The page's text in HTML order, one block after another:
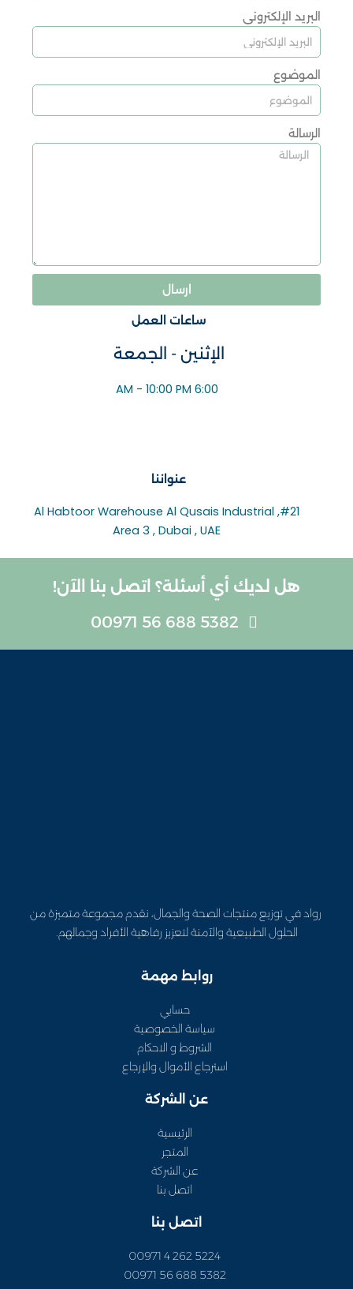
البريد الإلكتروني
الموضوع
الرسالة
ارسال
ساعات العمل
الإثنين - الجمعة
6:00 AM - 10:00 PM
عنواننا
#21, Al Habtoor Warehouse Al Qusais Industrial
Area 3 , Dubai , UAE
هل لديك أي أسئلة؟ اتصل بنا الآن!
5382 688 56 00971
رواد في توزيع منتجات الصحة والجمال، نقدم مجموعة متميزة من
الحلول الطبيعية والآمنة لتعزيز رفاهية الأفراد وجمالهم.
روابط مهمة
حسابي
سياسة الخصوصية
الشروط و الاحكام
استرجاع الأموال والإرجاع
عن الشركة
الرئيسية
المتجر
عن الشركة
اتصل بنا
اتصل بنا
5224 262 4 00971
5382 688 56 00971